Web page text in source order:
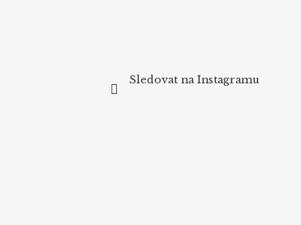
Sledovat na Instagramu